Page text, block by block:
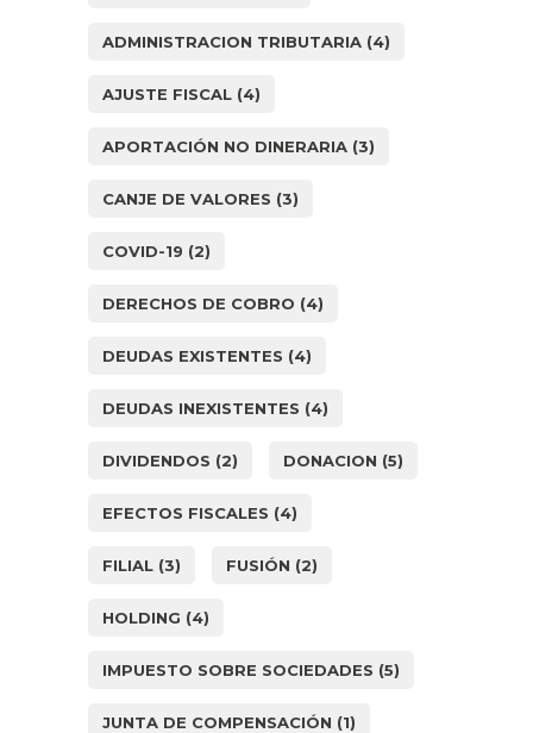
ADMINISTRACION TRIBUTARIA (4)
AJUSTE FISCAL (4)
APORTACIÓN NO DINERARIA (3)
CANJE DE VALORES (3)
COVID-19 (2)
DERECHOS DE COBRO (4)
DEUDAS EXISTENTES (4)
DEUDAS INEXISTENTES (4)
DIVIDENDOS (2) DONACION (5)
EFECTOS FISCALES (4)
FILIAL (3) FUSIÓN (2)
HOLDING (4)
IMPUESTO SOBRE SOCIEDADES (5)
JUNTA DE COMPENSACIÓN (1)